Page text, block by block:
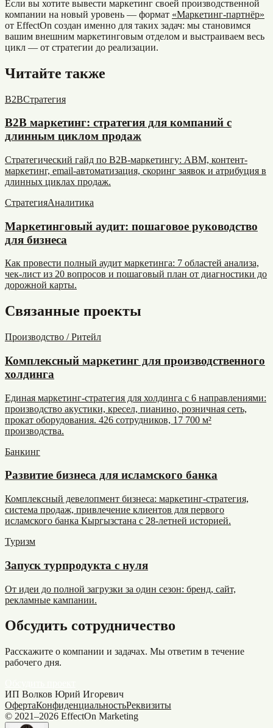
Если вы хотите вывести маркетинг своей производственной
компании на новый уровень — формат «Маркетинг-партнёр»
от EffectOn создан именно для таких задач: мы становимся
вашим внешним маркетинговым отделом и выстраиваем весь
цикл — от стратегии до реализации.
Читайте также
B2BСтратегия
B2B маркетинг: стратегия для компаний с
длинным циклом продаж
Стратегический гайд по B2B-маркетингу: ABM, контент-
маркетинг, email-автоматизация, скоринг заявок и атрибуция в
длинных циклах продаж.
СтратегияАналитика
Маркетинговый аудит: пошаговое руководство
для бизнеса
Как провести полный аудит маркетинга: 7 областей анализа,
чек-лист из 20 вопросов и пошаговый план от диагностики до
дорожной карты.
Связанные проекты
Производство / Ритейл
Комплексный маркетинг для производственного
холдинга
Единая маркетинг-стратегия для холдинга с 6 направлениями:
производство акустики, кресел, пианино, розничная сеть,
прокат оборудования. 426 сотрудников, 17 700 м²
производства.
Банкинг
Развитие бизнеса для исламского банка
Комплексный девелопмент бизнеса: маркетинг-стратегия,
система продаж, привлечение клиентов для первого
исламского банка Кыргызстана с 28-летней историей.
Туризм
Запуск турпродукта с нуля
От идеи до полной загрузки за один сезон: бренд, сайт,
рекламные кампании.
Обсудить сотрудничество
Расскажите о компании и задачах. Мы ответим в течение
рабочего дня.
ИП Волков Юрий Игоревич
ОфертаКонфиденциальностьРеквизиты
© 2021–2026 EffectOn Marketing